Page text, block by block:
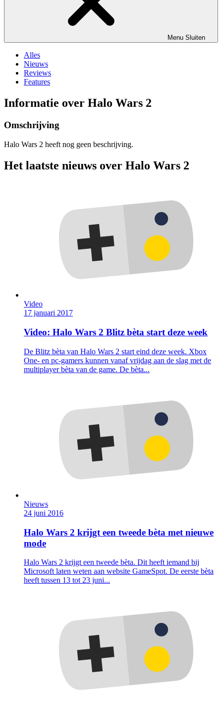
Menu Sluiten
Alles
Nieuws
Reviews
Features
Informatie over Halo Wars 2
Omschrijving
Halo Wars 2 heeft nog geen beschrijving.
Het laatste nieuws over Halo Wars 2
Video
17 januari 2017
Video: Halo Wars 2 Blitz bèta start deze week
De Blitz bèta van Halo Wars 2 start eind deze week. Xbox
One- en pc-gamers kunnen vanaf vrijdag aan de slag met de
multiplayer bèta van de game. De bèta...
Nieuws
24 juni 2016
Halo Wars 2 krijgt een tweede bèta met nieuwe
mode
Halo Wars 2 krijgt een tweede bèta. Dit heeft iemand bij
Microsoft laten weten aan website GameSpot. De eerste bèta
heeft tussen 13 tot 23 juni...